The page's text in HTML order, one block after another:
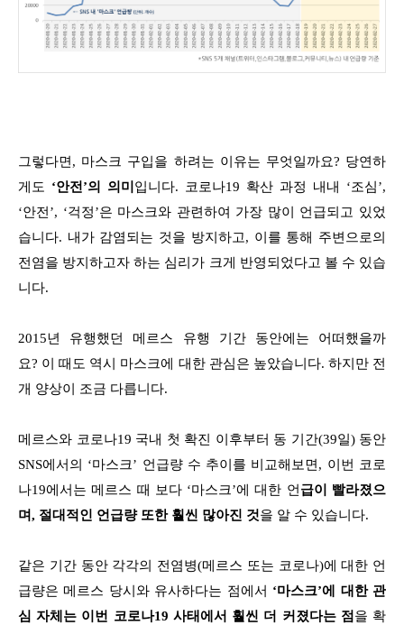
그렇다면, 마스크 구입을 하려는 이유는 무엇일까요? 당연하
게도 ‘안전’의 의미 입니다. 코로나19 확산 과정 내내 ‘조심’,
‘안전’, ‘걱정’은 마스크와 관련하여 가장 많이 언급되고 있었
습니다. 내가 감염되는 것을 방지하고, 이를 통해 주변으로의
전염을 방지하고자 하는 심리가 크게 반영되었다고 볼 수 있습
니다.
2015년 유행했던 메르스 유행 기간 동안에는 어떠했을까
요? 이 때도 역시 마스크에 대한 관심은 높았습니다. 하지만 전
개 양상이 조금 다릅니다.
메르스와 코로나19 국내 첫 확진 이후부터 동 기간(39일) 동안
SNS에서의 ‘마스크’ 언급량 수 추이를 비교해보면, 이번 코로
나19에서는 메르스 때 보다 ‘마스크’에 대한 언급이 빨라졌으
며, 절대적인 언급량 또한 훨씬 많아진 것을 알 수 있습니다.
같은 기간 동안 각각의 전염병(메르스 또는 코로나)에 대한 언
급량은 메르스 당시와 유사하다는 점에서 ‘마스크’에 대한 관
심 자체는 이번 코로나19 사태에서 훨씬 더 커졌다는 점을 확